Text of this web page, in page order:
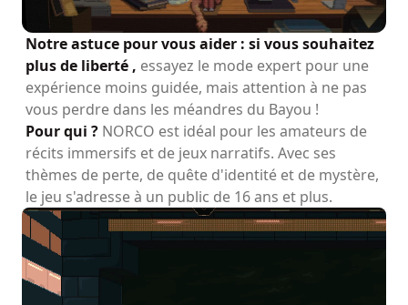
Notre astuce pour vous aider : si vous souhaitez
plus de liberté , essayez le mode expert pour une
expérience moins guidée, mais attention à ne pas
vous perdre dans les méandres du Bayou !
Pour qui ? NORCO est idéal pour les amateurs de
récits immersifs et de jeux narratifs. Avec ses
thèmes de perte, de quête d'identité et de mystère,
le jeu s'adresse à un public de 16 ans et plus.